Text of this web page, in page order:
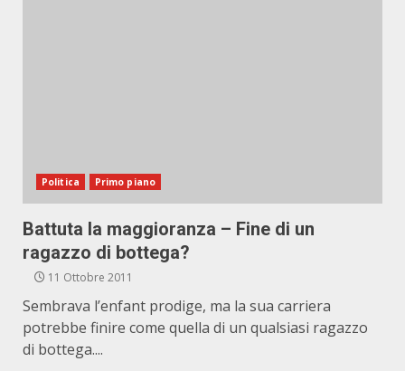
Politica Primo piano
Battuta la maggioranza – Fine di un
ragazzo di bottega?
11 Ottobre 2011
Sembrava l’enfant prodige, ma la sua carriera
potrebbe finire come quella di un qualsiasi ragazzo
di bottega....